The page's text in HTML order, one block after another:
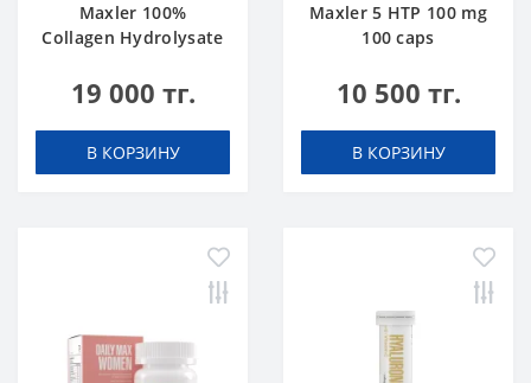
Maxler 100%
Collagen Hydrolysate
19 000 тг.
В КОРЗИНУ
Maxler 5 HTP 100 mg
100 caps
10 500 тг.
В КОРЗИНУ